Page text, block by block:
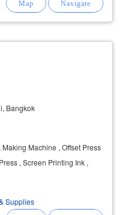
Bangkok
Machine , Offset Press
, Screen Printing Ink ,
Supplies